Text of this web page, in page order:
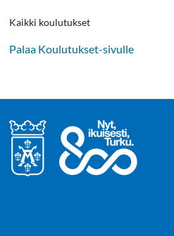
Kaikki koulutukset
Palaa Koulutukset-sivulle